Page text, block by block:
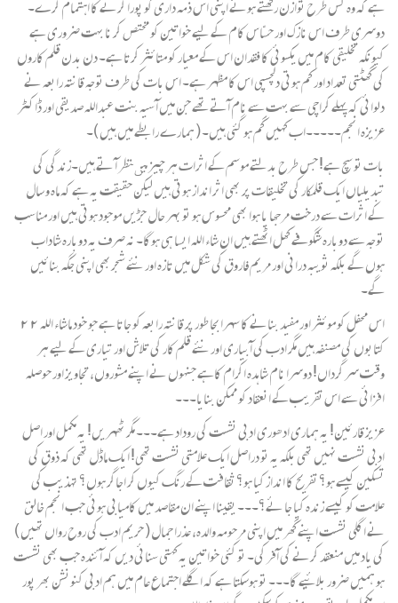
ہے کہ وہ کس طرح توازن رکھتے ہوئے اپنی اس ذمہ داری کو پورا کرنے کا اہتمام کرے۔
دوسری طرف اس نازک اور حسّاس کام کے لیے خواتین کو مختص کر نا بہت ضروری ہے
کیونکہ تخلیقی کام میں یکسوئی کا فقدان اس کے معیار کو متائثر کرتا ہے۔ دن بدن قلم کاروں
کی گھٹتی تعداد اور کم ہوتی دلچسپی اس کا مظہر ہے۔ اس بات کی طرف توجہ قانتہ رابعہ نے
دلوائی کہ پہلے کراچی سے بہت سے نام آتے تھے جن میں آ سیہ بنت عبداللہ صدیقی اور ڈاکٹر
عزیزہ انجم۔۔۔۔۔اب کہیں گم ہو گئی ہیں۔ ( ہمارے رابطے میں ہیں )۔
بات تو سچ ہے! جس طرح بدلتے موسم کے اثرات ہر چیز میںنظر آ تے ہیں۔زندگی کی
تبدیلیاں ایک قلمکار کی تخلیقات پر بھی اثر انداز ہوتی ہیں لیکن حقیقت یہ ہے کہ ماہ و سال
کے اثرات سے درخت مرجھا یا ہوا بھی محسوس ہو تو بہر حال جڑیں موجود ہوتی ہیں اور مناسب
توجہ سے دوبارہ شگوفے کھل اٹھتے ہیں ان شاء اللہ ایسا ہی ہوگا۔ نہ صرف یہ دوبارہ شاداب
ہوں گے بلکہ ثویبہ درانی اور مریم فاروق کی شکل میں تازہ اور نئے شجربھی اپنی جگہ بنائیں
گے۔
اس محفل کو موئثر اور مفید بنانے کا سہرابجا طور پر قانتہ رابعہ کو جاتا ہے جو خود ماشاء اللہ ۲۲
کتابوں کی مصنفہ ہیں مگر ادب کی آبیاری اور نئے قلم کار کی تلاش اور تیاری کے لیے ہر
وقت سر گرداں! دوسرا نام شاہدہ اکرام کاہے جنہوں نے اپنے مشوروں، تجاویز اور حوصلہ
افزائی سے اس تقریب کے انعقاد کو ممکن بنایا۔۔۔
عزیز قارئین! یہ ہماری ادھوری ادبی نشست کی روداد ہے۔۔۔ مگر ٹھہریں! یہ مکمل اور اصل
ادبی نشست نہیں تھی بلکہ یہ تو دراصل ایک علامتی نشست تھی! ایک ماڈل تھی کہ ذوق کی
تسکین کیسے ہو؟ تفریح کا انداز کیا ہو؟ ثقافت کے رنگ کیوں کر اجاگر ہوں؟ تہذیب کی
علامت کو کیسے زندہ کیا جا ئے؟۔۔۔ یقینا اپنے ان مقاصد میں کامیابی ہوئی جب انجم خالق
نے اگلی نشست اپنے گھر میں اپنی مرحومہ والدہ، عذرا جمال ( حریم ادب کی روح رواں تھیں )
کی یاد میں منعقد کرنے کی آفر کی۔ تو کئی خواتین یہ کہتی سنائی دیں کہ آئندہ جب بھی نشست
ہو ہمیں ضرور بلائیے گا۔۔۔ تو ہوسکتا ہے کہ اگلے اجتماع عام میں ہم ادبی کنونشن بھر پور